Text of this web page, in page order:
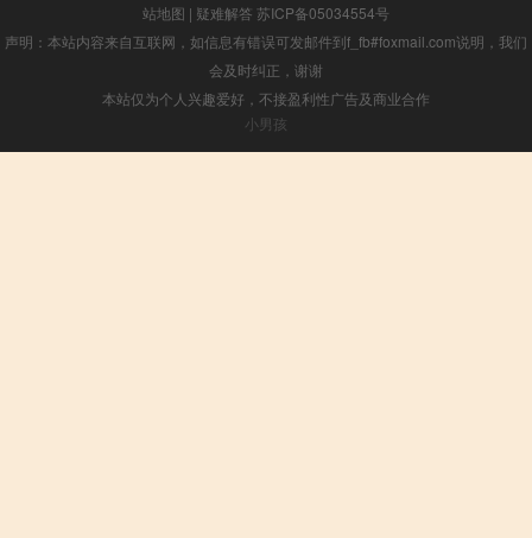
站地图 | 疑难解答 苏ICP备05034554号
声明：本站内容来自互联网，如信息有错误可发邮件到f_fb#foxmail.com说明，我们
会及时纠正，谢谢
本站仅为个人兴趣爱好，不接盈利性广告及商业合作
小男孩